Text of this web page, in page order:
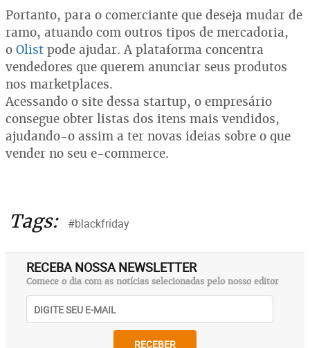
Portanto, para o comerciante que deseja mudar de
ramo, atuando com outros tipos de mercadoria,
o Olist pode ajudar. A plataforma concentra
vendedores que querem anunciar seus produtos
nos marketplaces.
Acessando o site dessa startup, o empresário
consegue obter listas dos itens mais vendidos,
ajudando-o assim a ter novas ideias sobre o que
vender no seu e-commerce.
Tags: #blackfriday
RECEBA NOSSA NEWSLETTER
Comece o dia com as notícias selecionadas pelo nosso editor
RECEBER